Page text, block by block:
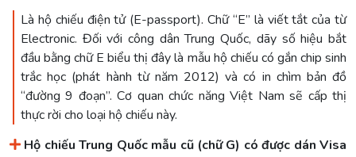
Là hộ chiếu điện tử (E-passport). Chữ “E” là viết tắt của từ
Electronic. Đối với công dân Trung Quốc, dãy số hiệu bắt
đầu bằng chữ E biểu thị đây là mẫu hộ chiếu có gắn chip sinh
trắc học (phát hành từ năm 2012) và có in chìm bản đồ
“đường 9 đoạn”. Cơ quan chức năng Việt Nam sẽ cấp thị
thực rời cho loại hộ chiếu này.
Hộ chiếu Trung Quốc mẫu cũ (chữ G) có được dán Visa